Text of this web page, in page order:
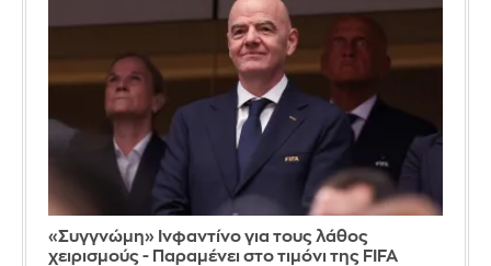
«Συγγνώμη» Ινφαντίνο για τους λάθος
χειρισμούς - Παραμένει στο τιμόνι της FIFA